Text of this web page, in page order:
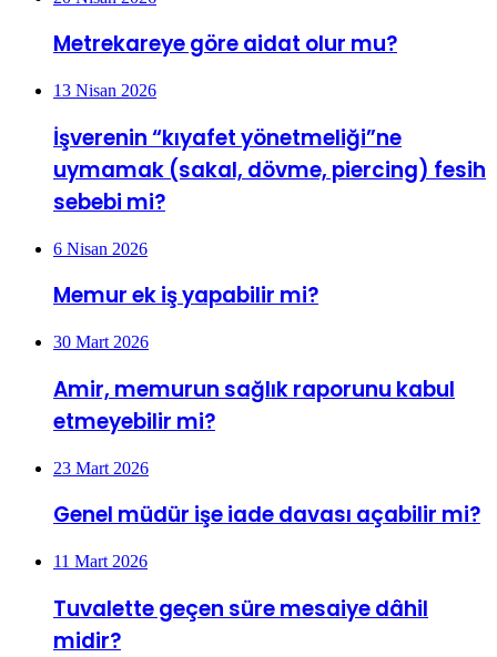
Metrekareye göre aidat olur mu?
13 Nisan 2026
İşverenin “kıyafet yönetmeliği”ne
uymamak (sakal, dövme, piercing) fesih
sebebi mi?
6 Nisan 2026
Memur ek iş yapabilir mi?
30 Mart 2026
Amir, memurun sağlık raporunu kabul
etmeyebilir mi?
23 Mart 2026
Genel müdür işe iade davası açabilir mi?
11 Mart 2026
Tuvalette geçen süre mesaiye dâhil
midir?